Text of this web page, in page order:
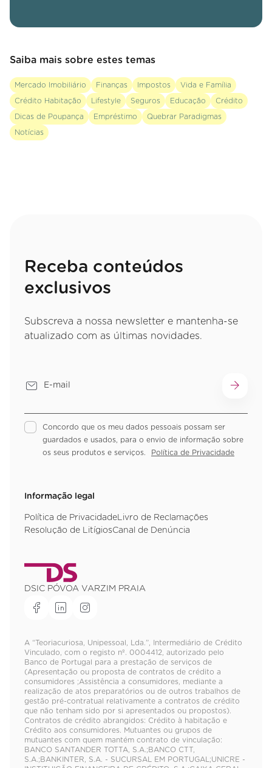
Saiba mais sobre estes temas
Mercado Imobiliário Finanças Impostos Vida e Família
Crédito Habitação Lifestyle Seguros Educação Crédito
Dicas de Poupança Empréstimo Quebrar Paradigmas
Notícias
Receba conteúdos
exclusivos
Subscreva a nossa newsletter e mantenha-se
atualizado com as últimas novidades.
Concordo que os meu dados pessoais possam ser
guardados e usados, para o envio de informação sobre
os seus produtos e serviços.
Política de Privacidade
Informação legal
Política de Privacidade Livro de Reclamações
Resolução de LitígiosCanal de Denúncia
DSIC PÓVOA VARZIM PRAIA
A “Teoriacuriosa, Unipessoal, Lda.”, Intermediário de Crédito
Vinculado, com o registo nº. 0004412, autorizado pelo
Banco de Portugal para a prestação de serviços de
(Apresentação ou proposta de contratos de crédito a
consumidores ;Assistência a consumidores, mediante a
realização de atos preparatórios ou de outros trabalhos de
gestão pré-contratual relativamente a contratos de crédito
que não tenham sido por si apresentados ou propostos).
Contratos de crédito abrangidos: Crédito à habitação e
Crédito aos consumidores. Mutuantes ou grupos de
mutuantes com quem mantém contrato de vinculação:
BANCO SANTANDER TOTTA, S.A.;BANCO CTT,
S.A.;BANKINTER, S.A. - SUCURSAL EM PORTUGAL;UNICRE -